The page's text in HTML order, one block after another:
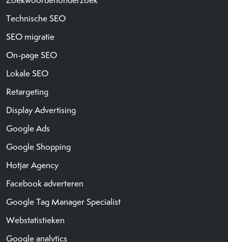
Technische SEO
SEO migratie
On-page SEO
Lokale SEO
Retargeting
Display Advertising
Google Ads
Google Shopping
Hotjar Agency
Facebook adverteren
Google Tag Manager Specialist
Webstatistieken
Google analytics